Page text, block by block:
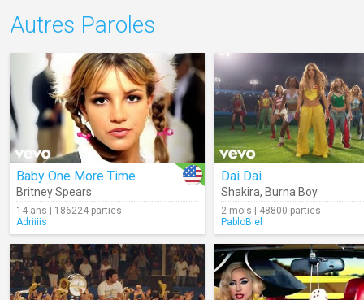
Autres Paroles
Baby One More Time
Britney Spears
14 ans | 186224 parties
Adriiiis
Dai Dai
Shakira, Burna Boy
2 mois | 48800 parties
PabloBiel